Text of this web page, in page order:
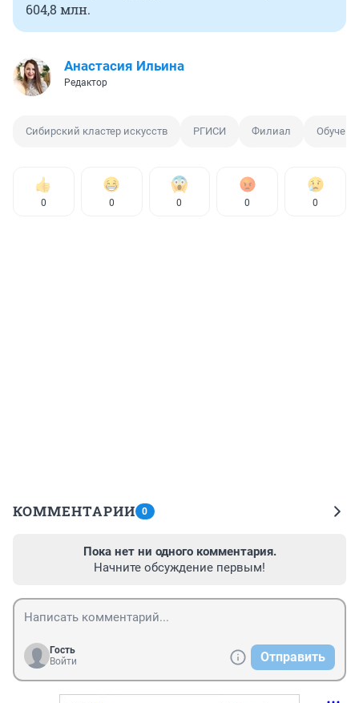
604,8 млн.
Анастасия Ильина
Редактор
Сибирский кластер искусств РГИСИ Филиал
0 0 0 0 0
КОММЕНТАРИИ 0
Пока нет ни одного комментария.
Начните обсуждение первым!
Гость
Войти
Отправить